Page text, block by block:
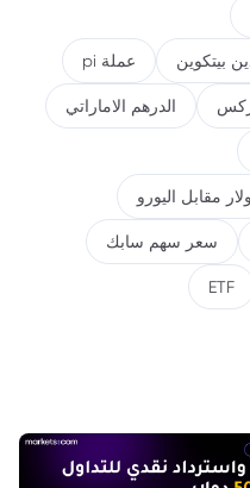
بيتكوين عملة pi
الدرهم الاماراتي
مقابل اليورو
سعر سهم سابك
ETF